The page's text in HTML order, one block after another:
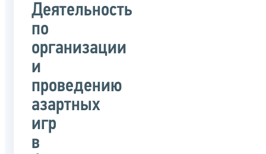
Деятельность
по
организации
и
проведению
азартных
игр
в